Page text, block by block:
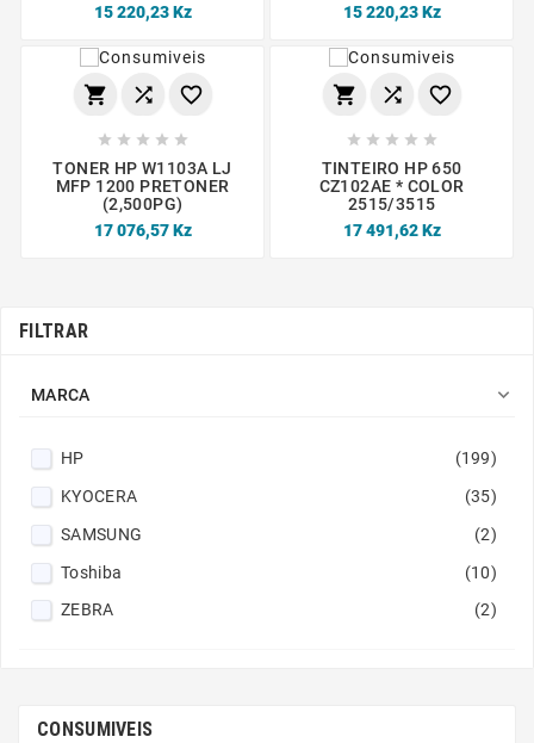
15 220,23 Kz 15 220,23 Kz
  
    
TONER HP W1103A LJ
MFP 1200 PRETONER
(2,500PG)
17 076,57 Kz
  
    
TINTEIRO HP 650
CZ102AE * COLOR
2515/3515
17 491,62 Kz
FILTRAR
MARCA 
HP
(199)
KYOCERA
(35)
SAMSUNG
(2)
Toshiba
(10)
ZEBRA
(2)
CONSUMIVEIS